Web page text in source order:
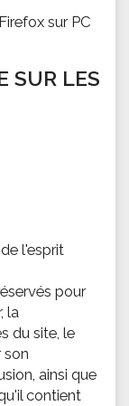
sur PC
SUR LES
l'esprit
pour
la
du site, le
son
ainsi que
contient